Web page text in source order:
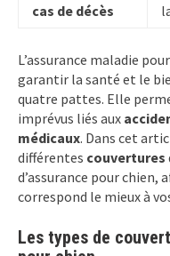
cas de décès
L’assurance maladie
garantir la santé et le
quatre pattes. Elle
imprévus liés aux
médicaux. Dans cet
différentes couvertures
d’assurance pour chien,
correspond le mieux à
Les types de